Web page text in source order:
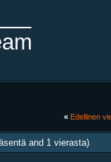
« Edellinen
and 1 vierasta)